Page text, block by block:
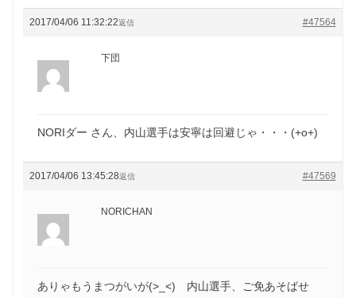
2017/04/06 11:32:22 #47564
返信
下団
NORIダー さん、内山選手は安寧は回避じゃ・・・(+o+)
2017/04/06 13:45:28 #47569
返信
NORICHAN
ありゃもうまつがいが(>_<) 内山選手、ご免あそばせ